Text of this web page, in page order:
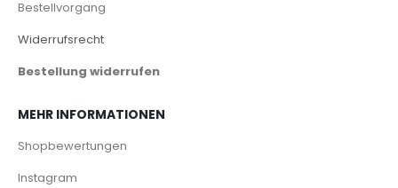
Bestellvorgang
Widerrufsrecht
Bestellung widerrufen
MEHR INFORMATIONEN
Shopbewertungen
Instagram